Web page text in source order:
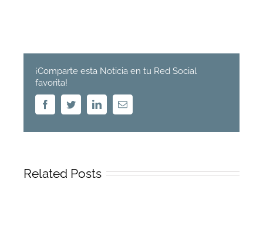
¡Comparte esta Noticia en tu Red Social
favorita!
FacebookTwitterLinkedinEmail
Related Posts